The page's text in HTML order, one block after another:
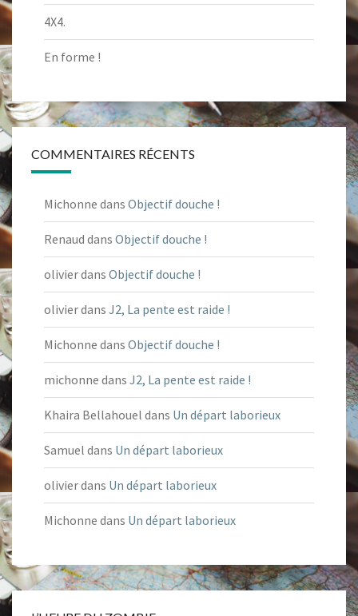
4X4.
En forme !
COMMENTAIRES RÉCENTS
Michonne dans Objectif douche !
Renaud dans Objectif douche !
olivierdans Objectif douche !
olivierdans J2, La pente est raide !
Michonne dans Objectif douche !
michonne dans J2, La pente est raide !
Khaira Bellahouel dans Un départ laborieux
Samuel dans Un départ laborieux
olivierdans Un départ laborieux
Michonne dans Un départ laborieux